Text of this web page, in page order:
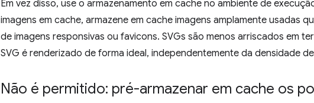
Em vez disso, use o armazenamento em cache no ambiente de
imagens em cache, armazene em cache imagens amplamente usadas
de imagens responsivas ou favicons. SVGs são menos arriscados em
SVG é renderizado de forma ideal, independentemente da densidade
Não é permitido: pré-armazenar em cache os